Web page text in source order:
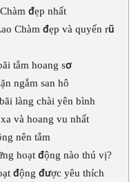
đẹp nhất
Chàm đẹp và quyến rũ
tắm hoang sơ
ngắm san hô
làng chài yên bình
và hoang vu nhất
nên tắm
hoạt động nào thú vị?
động được yêu thích